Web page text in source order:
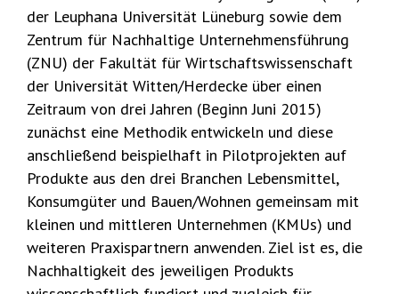
der Leuphana Universität Lüneburg sowie dem
Zentrum für Nachhaltige Unternehmensführung
(ZNU) der Fakultät für Wirtschaftswissenschaft
der Universität Witten/Herdecke über einen
Zeitraum von drei Jahren (Beginn Juni 2015)
zunächst eine Methodik entwickeln und diese
anschließend beispielhaft in Pilotprojekten auf
Produkte aus den drei Branchen Lebensmittel,
Konsumgüter und Bauen/Wohnen gemeinsam mit
kleinen und mittleren Unternehmen (KMUs) und
weiteren Praxispartnern anwenden. Ziel ist es, die
Nachhaltigkeit des jeweiligen Produkts